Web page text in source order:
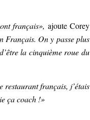
français», ajoute Corey
Français. On y passe plus
la cinquième roue du
restaurant français, j’étais
ça coach !»